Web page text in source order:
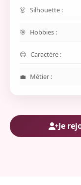
Silhouette :
Hobbies :
Caractère :
Métier :
Je